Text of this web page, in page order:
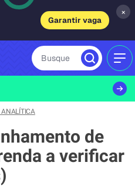
Garantir vaga
×
Busque
ANALÍTICA
de
a verificar